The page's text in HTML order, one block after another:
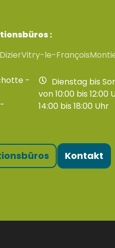
:
Vitry-le-François
-
Dienstag bis
von 10:00 bis 12:00
14:00 bis 18:00 Uhr
Kontakt